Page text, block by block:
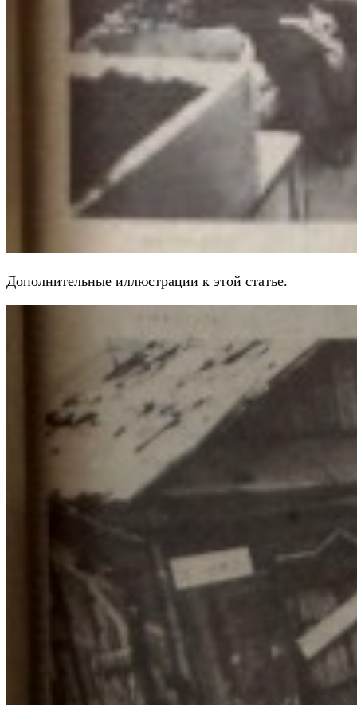
Дополнительные иллюстрации к этой статье.